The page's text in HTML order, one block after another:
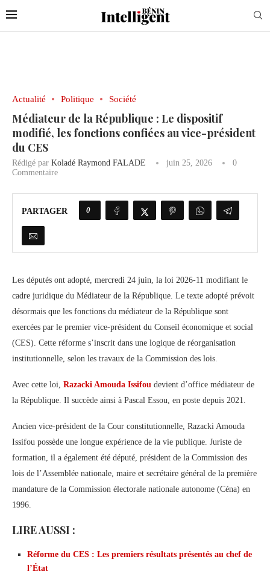
Actualité Politique Société
Médiateur de la République : Le dispositif
modifié, les fonctions confiées au vice-président
du CES
Rédigé par Koladé Raymond FALADE juin 25, 2026
0
Commentaire
PARTAGER 0
Les députés ont adopté, mercredi 24 juin, la loi 2026-11 modifiant le
cadre juridique du Médiateur de la République. Le texte adopté prévoit
désormais que les fonctions du médiateur de la République sont
exercées par le premier vice-président du Conseil économique et social
(CES). Cette réforme s’inscrit dans une logique de réorganisation
institutionnelle, selon les travaux de la Commission des lois.
Avec cette loi, Razacki Amouda Issifou devient d’office médiateur de
la République. Il succède ainsi à Pascal Essou, en poste depuis 2021.
Ancien vice-président de la Cour constitutionnelle, Razacki Amouda
Issifou possède une longue expérience de la vie publique. Juriste de
formation, il a également été député, président de la Commission des
lois de l’Assemblée nationale, maire et secrétaire général de la première
mandature de la Commission électorale nationale autonome (Céna) en
1996.
LIRE AUSSI :
Réforme du CES : Les premiers résultats présentés au chef de
l’État